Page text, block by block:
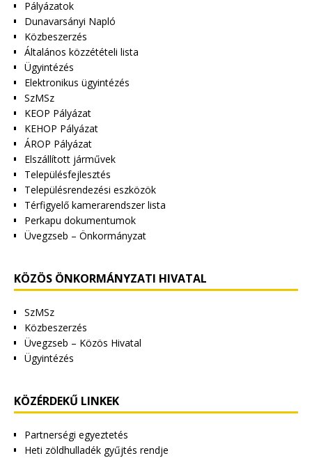
Pályázatok
Dunavarsányi Napló
Közbeszerzés
Általános közzétételi lista
Ügyintézés
Elektronikus ügyintézés
SzMSz
KEOP Pályázat
KEHOP Pályázat
ÁROP Pályázat
Elszállított járművek
Településfejlesztés
Településrendezési eszközök
Térfigyelő kamerarendszer lista
Perkapu dokumentumok
Üvegzseb – Önkormányzat
KÖZÖS ÖNKORMÁNYZATI HIVATAL
SzMSz
Közbeszerzés
Üvegzseb – Közös Hivatal
Ügyintézés
KÖZÉRDEKŰ LINKEK
Partnerségi egyeztetés
Heti zöldhulladék gyűjtés rendje